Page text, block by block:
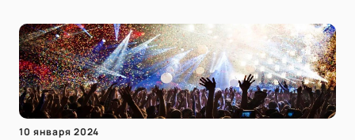
10 января 2024